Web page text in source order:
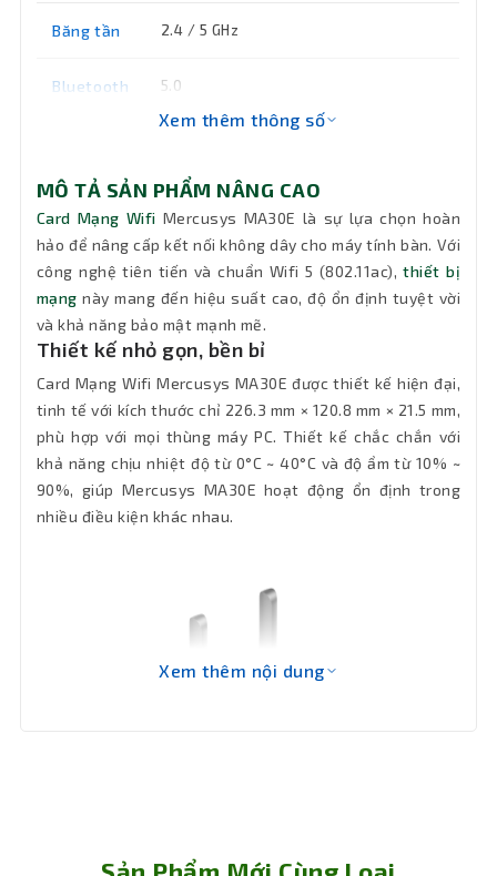
Băng tần 2.4 / 5 GHz
Bluetooth 5.0
Bảo mật WPA-PSK/WPA2-PSK/WPA3-SAE
Tính năng
chính
MU-MIMO
Nhiệt độ
hoạt
động
0°C ~ 40°C
Độ ẩm
hoạt động
10% ~ 90%, không ngưng tụ
Độ ẩm lưu
5% ~ 90%, không ngưng tụ
226.3 mm × 120.8 mm × 21.5 mm
24 tháng
Xem thêm thông số
MÔ TẢ SẢN PHẨM NÂNG CAO
Card Mạng Wifi Mercusys MA30E là sự lựa chọn hoàn
hảo để nâng cấp kết nối không dây cho máy tính bàn. Với
công nghệ tiên tiến và chuẩn Wifi 5 (802.11ac),thiết bị
mạng này mang đến hiệu suất cao, độ ổn định tuyệt vời
và khả năng bảo mật mạnh mẽ.
Thiết kế nhỏ gọn, bền bỉ
Card Mạng Wifi Mercusys MA30E được thiết kế hiện đại,
tinh tế với kích thước chỉ 226.3 mm × 120.8 mm × 21.5 mm,
phù hợp với mọi thùng máy PC. Thiết kế chắc chắn với
khả năng chịu nhiệt độ từ 0°C ~ 40°C và độ ẩm từ 10% ~
90%, giúp Mercusys MA30E hoạt động ổn định trong
nhiều điều kiện khác nhau.
Xem thêm nội dung